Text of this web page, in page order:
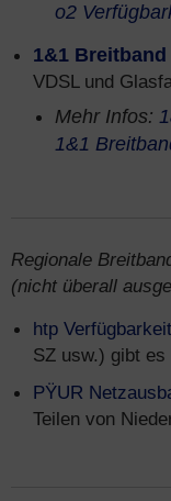
o2
1&1
VDSL und
Mehr Infos:
1&1
Regionale
(nicht überall
htp
SZ usw.) gibt es
PŸUR
Teilen von